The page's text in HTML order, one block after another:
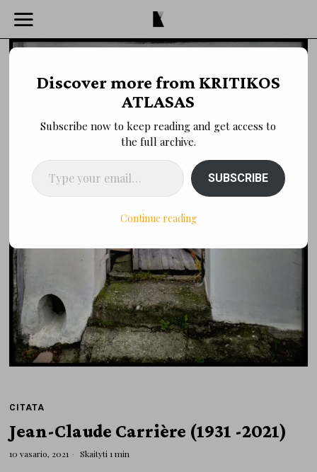
CITATA
Jean-Claude Carrière (1931 -2021)
10 vasario, 2021 Skaityti 1 min
Discover more from KRITIKOS
ATLASAS
Subscribe now to keep reading and get access to
the full archive.
Type your email…
SUBSCRIBE
Continue reading